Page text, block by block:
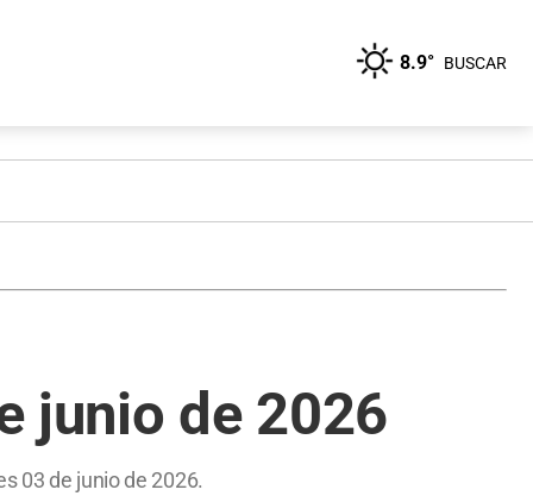
8.9° BUSCAR
junio de 2026
03 de junio de 2026.